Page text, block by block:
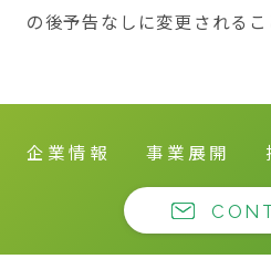
の後予告なしに変更されるこ
企業情報 事業展開